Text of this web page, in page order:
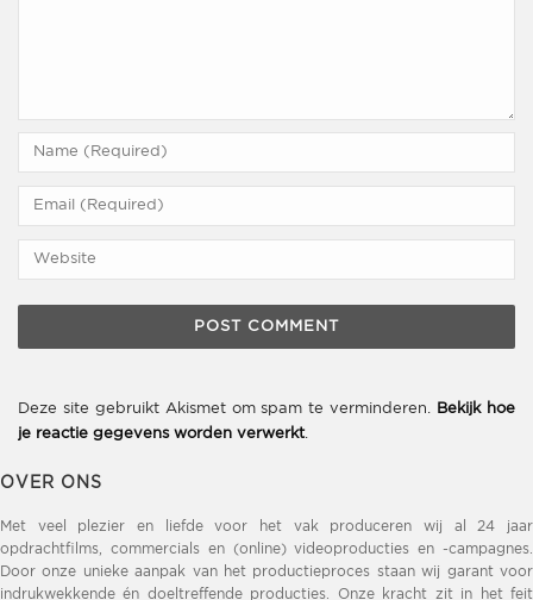
Deze site gebruikt Akismet om spam te verminderen.
Bekijk hoe
je reactie gegevens worden verwerkt.
OVER ONS
Met veel plezier en liefde voor het vak produceren wij al 24 jaar
opdrachtfilms, commercials en (online) videoproducties en -campagnes.
Door onze unieke aanpak van het productieproces staan wij garant voor
indrukwekkende én doeltreffende producties. Onze kracht zit in het feit